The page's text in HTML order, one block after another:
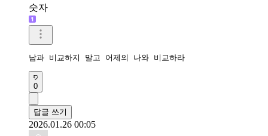
숫자
남과 비교하지 말고 어제의 나와 비교하라
0
답글 쓰기
2026.01.26 00:05